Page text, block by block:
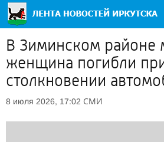
В Зиминском районе
женщина погибли
столкновении
8 июля 2026, 17:02 СМИ